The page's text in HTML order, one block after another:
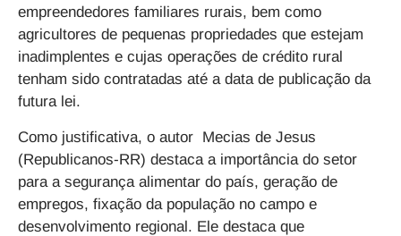
empreendedores familiares rurais, bem como
agricultores de pequenas propriedades que estejam
inadimplentes e cujas operações de crédito rural
tenham sido contratadas até a data de publicação da
futura lei.
Como justificativa, o autor Mecias de Jesus
(Republicanos-RR) destaca a importância do setor
para a segurança alimentar do país, geração de
empregos, fixação da população no campo e
desenvolvimento regional. Ele destaca que